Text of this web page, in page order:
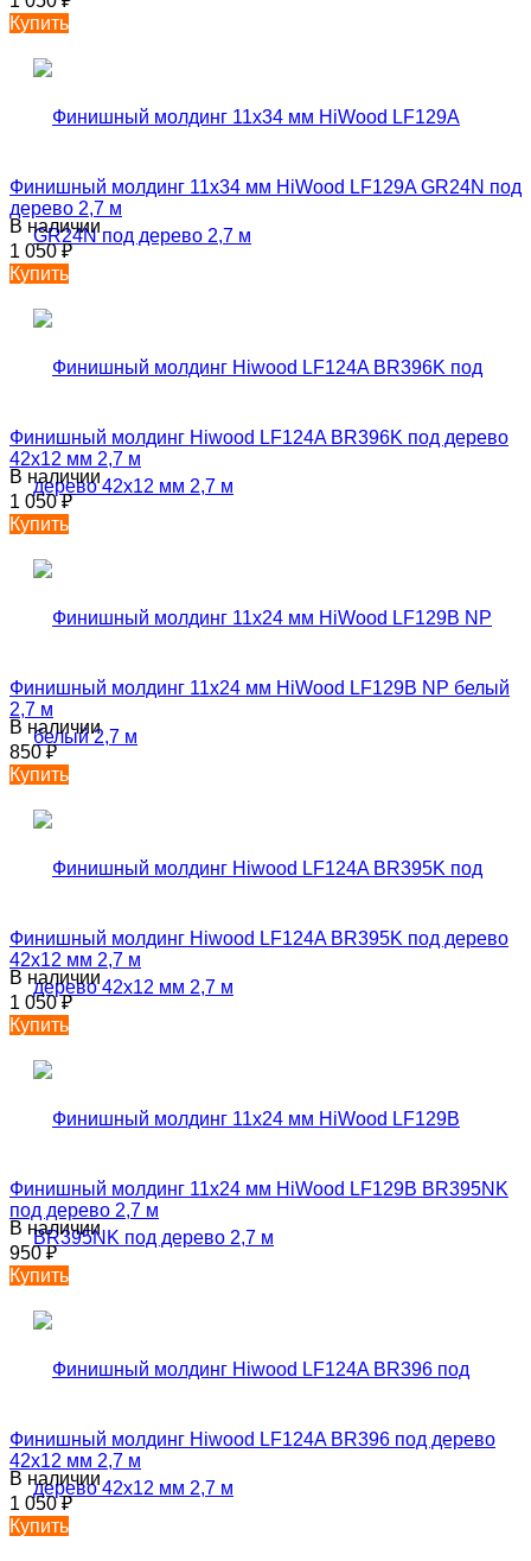
Купить
Финишный молдинг 11х34 мм HiWood LF129A GR24N под
дерево 2,7 м
В наличии
1 050₽
Купить
Финишный молдинг Hiwood LF124A BR396K под дерево
42х12 мм 2,7 м
В наличии
1 050₽
Купить
Финишный молдинг 11х24 мм HiWood LF129B NP белый
2,7 м
В наличии
850₽
Купить
Финишный молдинг Hiwood LF124A BR395K под дерево
42х12 мм 2,7 м
В наличии
1 050₽
Купить
Финишный молдинг 11х24 мм HiWood LF129B BR395NK
под дерево 2,7 м
В наличии
950₽
Купить
Финишный молдинг Hiwood LF124A BR396 под дерево
42х12 мм 2,7 м
В наличии
1 050₽
Купить